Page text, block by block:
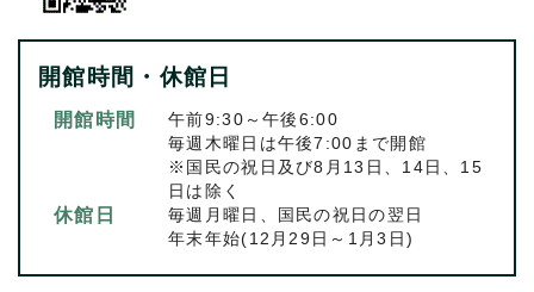
開館時間・休館日
開館時間
午前9:30～午後6:00
毎週木曜日は午後7:00まで開館
※国民の祝日及び8月13日、14日、15
日は除く
休館日
毎週月曜日、国民の祝日の翌日
年末年始(12月29日～1月3日)